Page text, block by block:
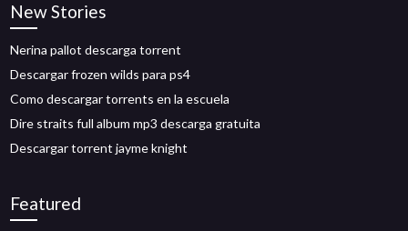
New Stories
Nerina pallot descarga torrent
Descargar frozen wilds para ps4
Como descargar torrents en la escuela
Dire straits full album mp3 descarga gratuita
Descargar torrent jayme knight
Featured